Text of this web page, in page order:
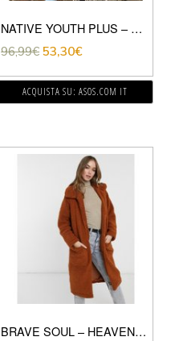
NATIVE YOUTH PLUS – CAPPOTTO LUNGO COMODO CON TASCHE APPLICATE-GRIGIO
96,99€ 53,30€
ACQUISTA SU: ASOS.COM IT
BRAVE SOUL – HEAVENLY – CAPPOTTO LUNGO IN PILE BORG-MARRONE